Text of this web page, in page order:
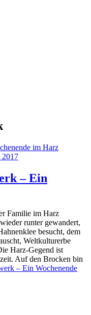
– Ein
Familie im Harz
runter gewandert,
besucht, dem
Weltkulturerbe
Harz-Gegend ist
Auf den Brocken bin
– Ein Wochenende